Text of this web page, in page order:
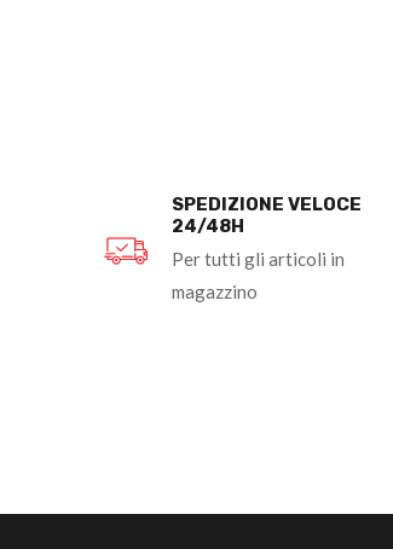
SPEDIZIONE VELOCE
24/48H
Per tutti gli articoli in
magazzino